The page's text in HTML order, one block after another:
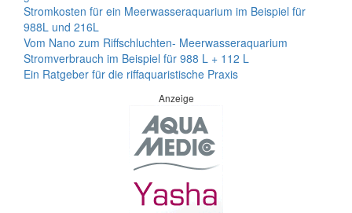
Stromkosten für ein Meerwasseraquarium im Beispiel für
988L und 216L
Vom Nano zum Riffschluchten- Meerwasseraquarium
Stromverbrauch im Beispiel für 988 L + 112 L
Ein Ratgeber für die riffaquaristische Praxis
Anzeige